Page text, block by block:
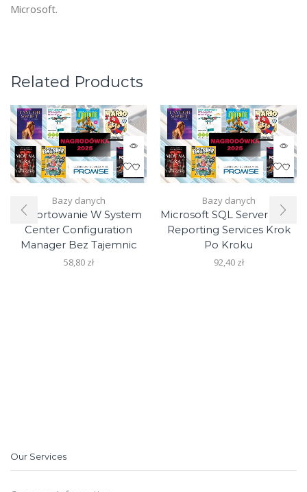
Microsoft.
Related Products
Bazy danych
Raportowanie W System
Center Configuration
Manager Bez Tajemnic
58,80 zł
Bazy danych
Microsoft SQL Server 2008
Reporting Services Krok
Po Kroku
92,40 zł
Our Services